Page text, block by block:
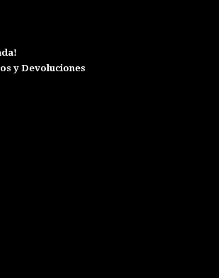
y Devoluciones